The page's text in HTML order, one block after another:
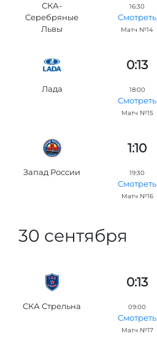
СКА-
Серебряные
Львы
16:30
Смотреть
Матч №14
0:13
Лада 18:00
Смотреть
Матч №15
1:10
Запад России 19:30
Смотреть
Матч №16
30 сентября
0:13
СКА Стрельна 09:00
Смотреть
Матч №17